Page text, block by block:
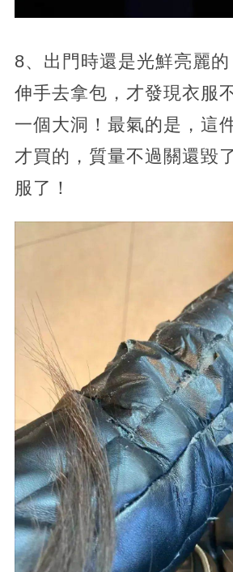
8、出門時還是光鮮亮麗
伸手去拿包，才發現衣服
一個大洞！最氣的是，這
才買的，質量不過關還毀
服了！